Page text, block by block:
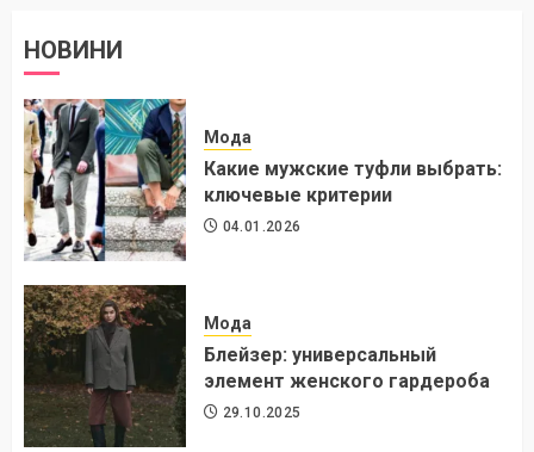
НОВИНИ
Мода
Какие мужские туфли выбрать:
ключевые критерии
04.01.2026
Мода
Блейзер: универсальный
элемент женского гардероба
29.10.2025